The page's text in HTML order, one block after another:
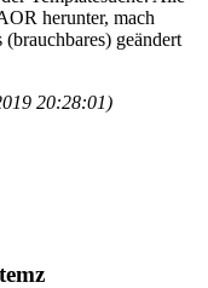
herunter, mach
geändert
20:28:01)